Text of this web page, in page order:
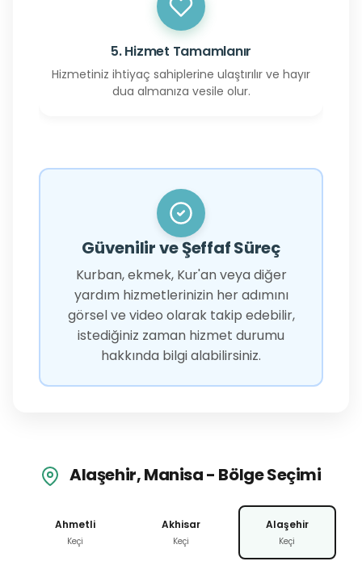
5. Hizmet Tamamlanır
Hizmetiniz ihtiyaç sahiplerine ulaştırılır ve hayır
dua almanıza vesile olur.
Güvenilir ve Şeffaf Süreç
Kurban, ekmek, Kur'an veya diğer
yardım hizmetlerinizin her adımını
görsel ve video olarak takip edebilir,
istediğiniz zaman hizmet durumu
hakkında bilgi alabilirsiniz.
Alaşehir, Manisa - Bölge Seçimi
Ahmetli
Keçi
Akhisar
Keçi
Alaşehir
Keçi